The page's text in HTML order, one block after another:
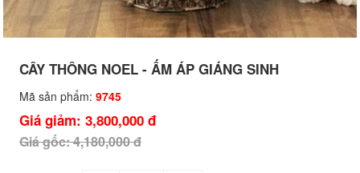
CÂY THÔNG NOEL - ẤM ÁP GIÁNG SINH
Mã sản phẩm: 9745
Giá giảm: 3,800,000 đ
Giá gốc: 4,180,000 đ